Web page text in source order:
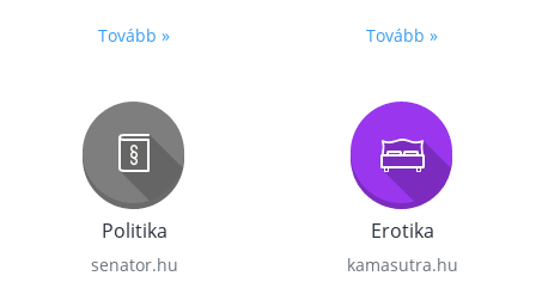
Tovább » Tovább »
Politika
senator.hu
Erotika
kamasutra.hu